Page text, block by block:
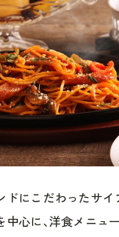
ドにこだわったサイ
心に、洋食メニュ